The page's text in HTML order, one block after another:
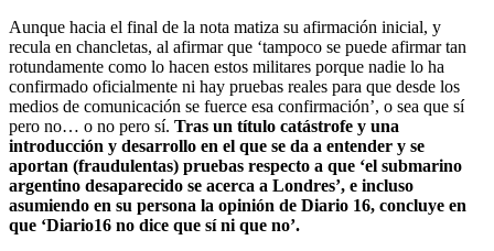
Aunque hacia el final de la nota matiza su afirmación inicial, y
recula en chancletas, al afirmar que ‘tampoco se puede afirmar tan
rotundamente como lo hacen estos militares porque nadie lo ha
confirmado oficialmente ni hay pruebas reales para que desde los
medios de comunicación se fuerce esa confirmación’, o sea que sí
pero no… o no pero sí. Tras un título catástrofe y una
introducción y desarrollo en el que se da a entender y se
aportan (fraudulentas) pruebas respecto a que ‘el submarino
argentino desaparecido se acerca a Londres’, e incluso
asumiendo en su persona la opinión de Diario 16, concluye en
que ‘Diario16 no dice que sí ni que no’.